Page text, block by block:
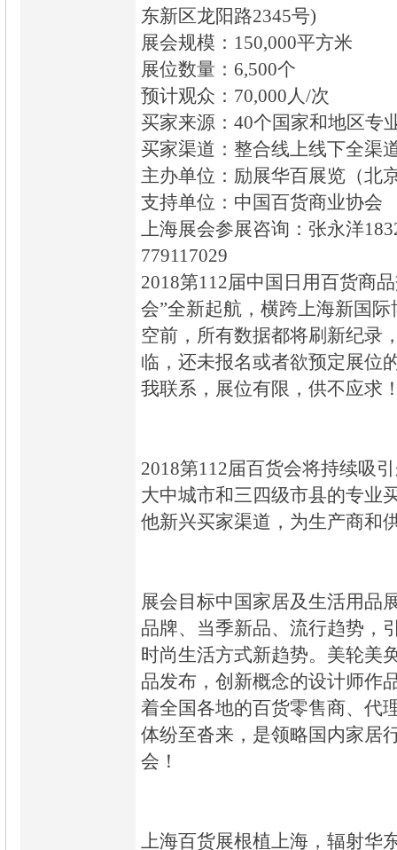
东新区龙阳路2345号)
展会规模：150,000平方米
展位数量：6,500个
预计观众：70,000人/次
买家来源：40个国家和地区专
买家渠道：整合线上线下全渠
主办单位：励展华百展览（北
支持单位：中国百货商业协会
上海展会参展咨询：张永洋
779117029
2018第112届中国日用百货商
会”全新起航，横跨上海新国
空前，所有数据都将刷新纪录
临，还未报名或者欲预定展位
我联系，展位有限，供不应求
2018第112届百货会将持续吸
大中城市和三四级市县的专业
他新兴买家渠道，为生产商和
展会目标中国家居及生活用品
品牌、当季新品、流行趋势，
时尚生活方式新趋势。美轮美
品发布，创新概念的设计师作
着全国各地的百货零售商、代
体纷至沓来，是领略国内家居
会！
上海百货展根植上海，辐射华